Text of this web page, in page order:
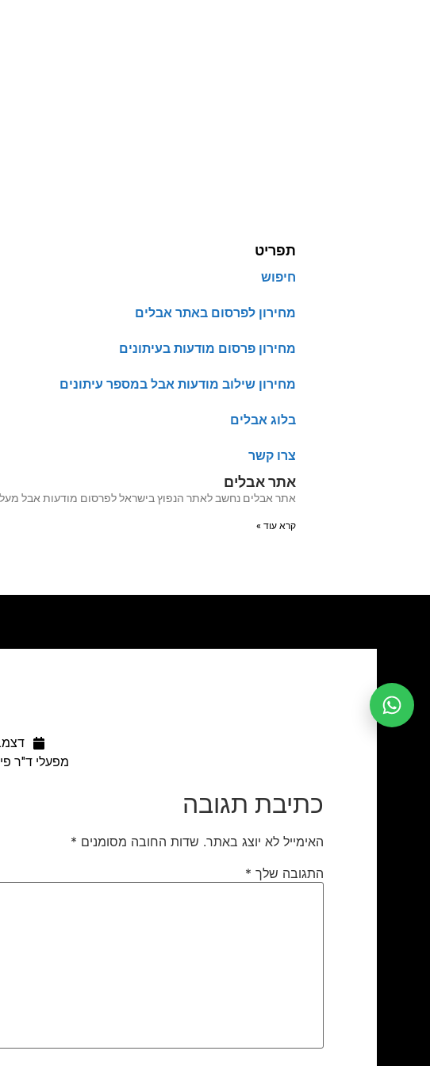
תפריט
חיפוש
מחירון לפרסום באתר אבלים
מחירון פרסום מודעות בעיתונים
מחירון שילוב מודעות אבל במספר עיתונים
בלוג אבלים
צרו קשר
אתר אבלים
אתר אבלים נחשב לאתר הנפוץ בישראל לפרסום מודעות אבל מעל 20 שנה האתר עבר לאחרונה שדרוג מערכות על מנת שכל
קרא עוד »
דצמבר
מפעלי ד"ר
כתיבת תגובה
האימייל לא יוצג באתר. שדות החובה מסומנים *
התגובה שלך *